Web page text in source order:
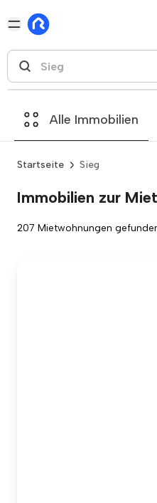
Alle Immobilien
Startseite Sieg
Immobilien zur
207 Mietwohnungen